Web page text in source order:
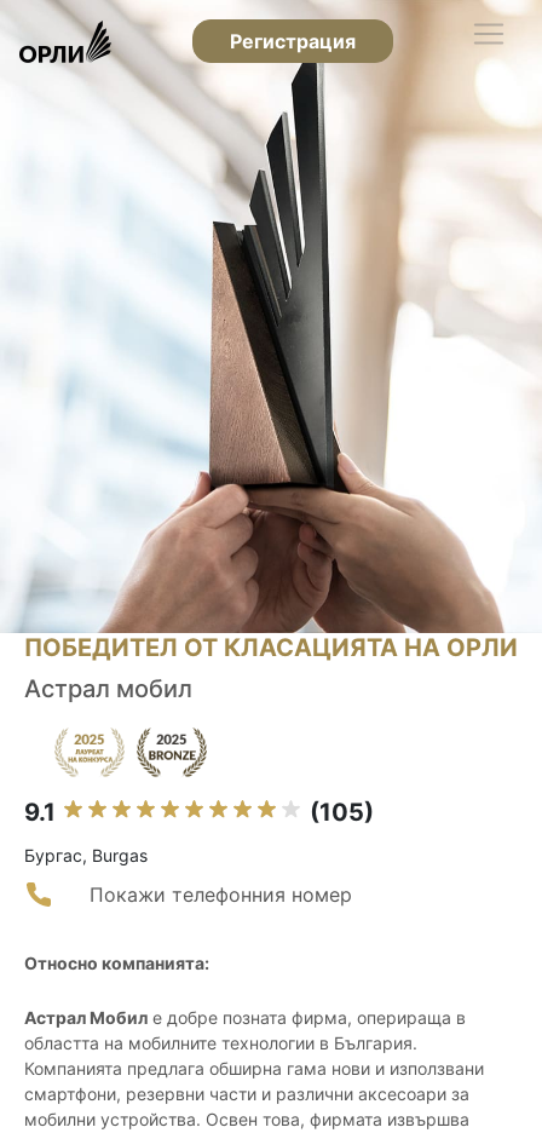
Регистрация
ПОБЕДИТЕЛ ОТ КЛАСАЦИЯТА НА ОРЛИ
Астрал мобил
9.1 (105)
Бургас, Burgas
Покажи телефонния номер
Относно компанията:
Астрал Мобил е добре позната фирма, оперираща в
областта на мобилните технологии в България.
Компанията предлага обширна гама нови и използвани
смартфони, резервни части и различни аксесоари за
мобилни устройства. Освен това, фирмата извършва